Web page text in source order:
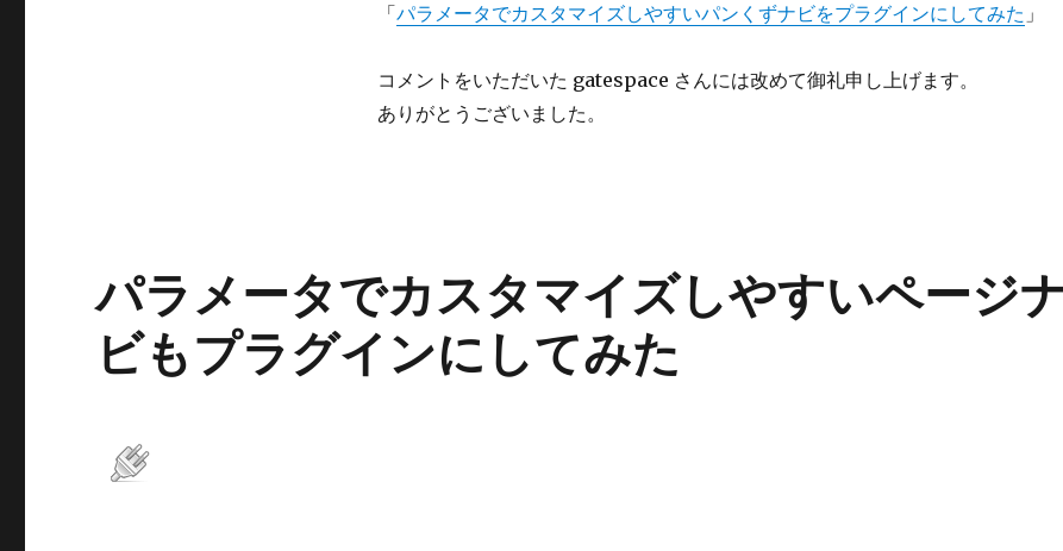
「パラメータでカスタマイズしやすいパンくずナビをプラグインにしてみた 」
コメントをいただいた gatespace さんには改めて御礼申し上げます。
ありがとうございました。
ー
ト
へ
の
パラメータでカスタマイズしやすいページ
ビもプラグインにしてみた